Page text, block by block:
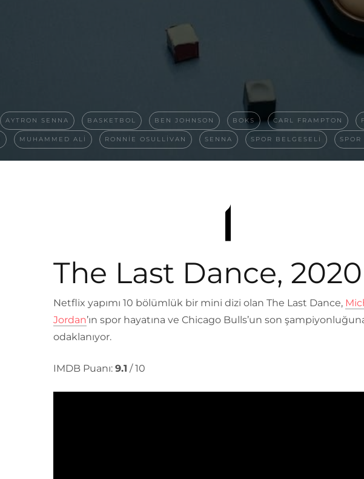
AYTRON SENNA BASKETBOL BEN JOHNSON BOKS CARL FRAMPTON
MUHAMMED ALI RONNIE OSULLIVAN SENNA SPOR BELGESELI
The Last Dance, 2020
Netflix yapımı 10 bölümlük bir mini dizi olan The Last Dance,
Jordan’ın spor hayatına ve Chicago Bulls’un son
odaklanıyor.
IMDB Puanı: 9.1 / 10